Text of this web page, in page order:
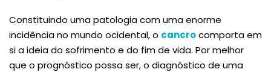
Constituindo uma patologia com uma enorme
incidência no mundo ocidental, o cancrocomporta em
si a ideia do sofrimento e do fim de vida. Por melhor
que o prognóstico possa ser, o diagnóstico de uma